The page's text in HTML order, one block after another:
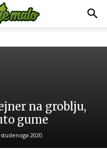
na groblju,
gume
studenoga 2020.